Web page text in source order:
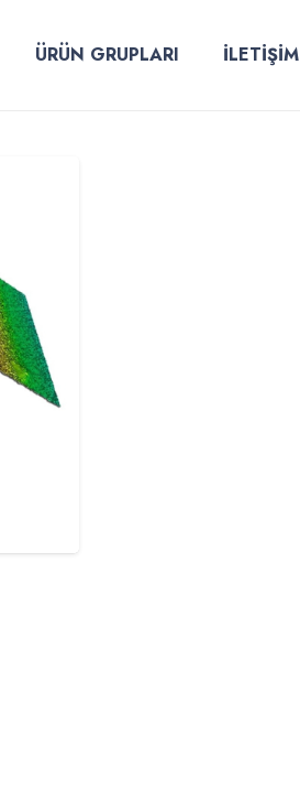
ÜRÜN GRUPLARI İLETİŞİM